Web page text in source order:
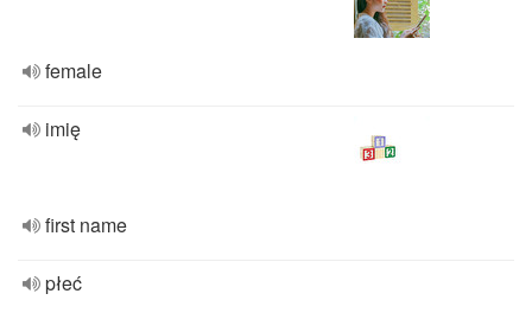
female
imię
first name
płeć